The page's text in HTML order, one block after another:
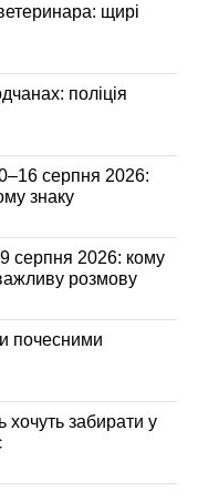
щирі
поліція
серпня 2026:
знаку
серпня 2026: кому
розмову
почесними
хочуть забирати у